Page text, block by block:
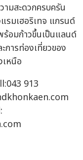
ามสะดวกครบครัน
รมเฮอริเทจ แกรนด์
อมก้าวขึ้นเป็นแลนด์
การท่องเที่ยวของ
หนือ
913